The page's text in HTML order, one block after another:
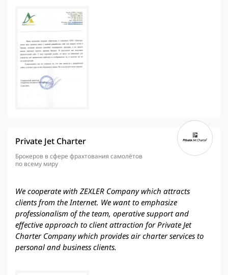
Private Jet Charter
Брокеров в сфере фрахтования самолётов
по всему миру
We cooperate with ZEXLER Company which attracts
clients from the Internet. We want to emphasize
professionalism of the team, operative support and
effective approach to client attraction for Private Jet
Charter Company which provides air charter services to
personal and business clients.